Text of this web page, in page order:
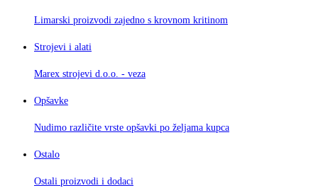
Limarski proizvodi zajedno s krovnom kritinom
Strojevi i alati
Marex strojevi d.o.o. - veza
Opšavke
Nudimo različite vrste opšavki po željama kupca
Ostalo
Ostali proizvodi i dodaci